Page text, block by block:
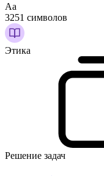
Аа
3251 символов
Этика
Решение задач